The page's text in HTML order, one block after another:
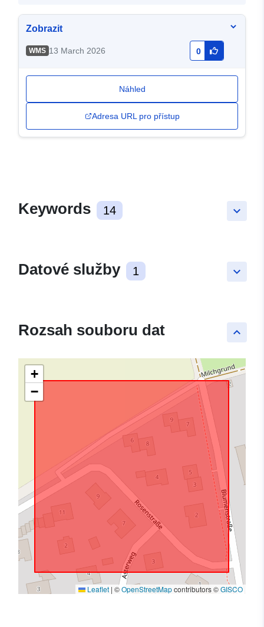
Zobrazit
WMS 13 March 2026 0
Náhled
Adresa URL pro přístup
keyboard_arrow_down
Keywords 14
keyboard_arrow_down
Datové služby 1
keyboard_arrow_up
Rozsah souboru dat
+
−
Leaflet | ©OpenStreetMapcontributors ©GISCO